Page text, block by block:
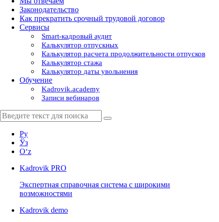
Законодательство
Как прекратить срочный трудовой договор
Сервисы
Smart-кадровый аудит
Калькулятор отпускных
Калькулятор расчета продолжительности отпусков
Калькулятор стажа
Калькулятор даты увольнения
Обучение
Kadrovik.academy
Записи вебинаров
Ру
Ўз
Oʻz
Kadrovik PRO
Экспертная справочная система с широкими
возможностями
Kadrovik demo